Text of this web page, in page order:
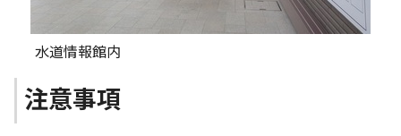
水道情報館内
注意事項